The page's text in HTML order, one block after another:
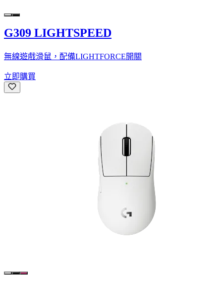
G309 LIGHTSPEED
無線遊戲滑鼠，配備LIGHTFORCE開關
立即購買